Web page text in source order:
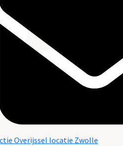
Overijssel locatie Zwolle